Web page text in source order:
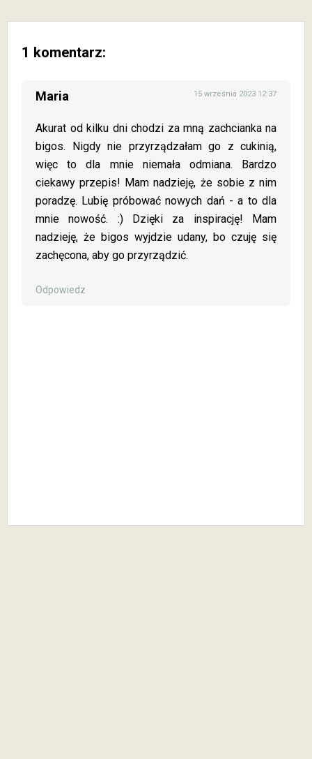
1 komentarz:
Maria 15 września 2023 12:37
Akurat od kilku dni chodzi za mną zachcianka na
bigos. Nigdy nie przyrządzałam go z cukinią,
więc to dla mnie niemała odmiana. Bardzo
ciekawy przepis! Mam nadzieję, że sobie z nim
poradzę. Lubię próbować nowych dań - a to dla
mnie nowość. :) Dzięki za inspirację! Mam
nadzieję, że bigos wyjdzie udany, bo czuję się
zachęcona, aby go przyrządzić.
Odpowiedz